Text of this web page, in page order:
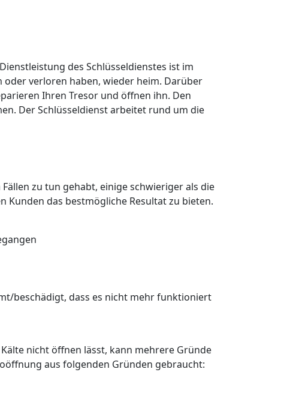
des Schlüsseldienstes ist im
oder verloren haben, wieder heim. Darüber
Ihren Tresor und öffnen ihn. Den
Der Schlüsseldienst arbeitet rund um die
zu tun gehabt, einige schwieriger als die
Kunden das bestmögliche Resultat zu bieten.
beschädigt, dass es nicht mehr funktioniert
nicht öffnen lässt, kann mehrere Gründe
aus folgenden Gründen gebraucht: